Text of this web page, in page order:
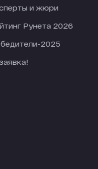
и жюри
Рунета 2026
2025